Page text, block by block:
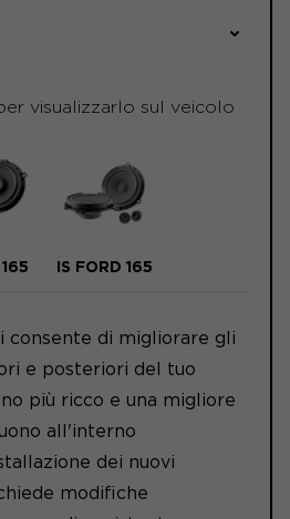
visualizzarlo sul veicolo
IS FORD 165
consente di migliorare gli
e posteriori del tuo
più ricco e una migliore
all'interno
dei nuovi
modifiche